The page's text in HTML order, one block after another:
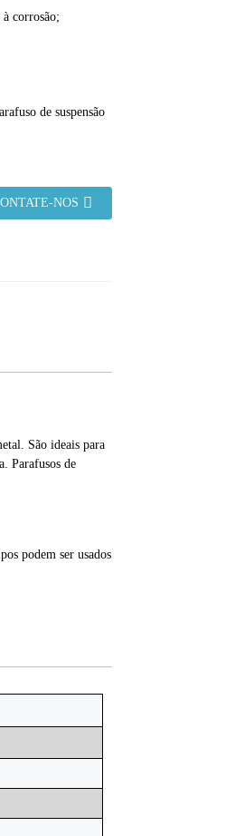
corrosão;
de suspensão
NOS
São ideais para
Parafusos de
podem ser usados